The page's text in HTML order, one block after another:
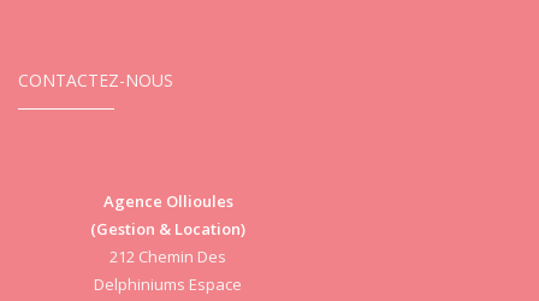
CONTACTEZ-NOUS
Agence Ollioules
(Gestion & Location)
212 Chemin Des
Delphiniums Espace